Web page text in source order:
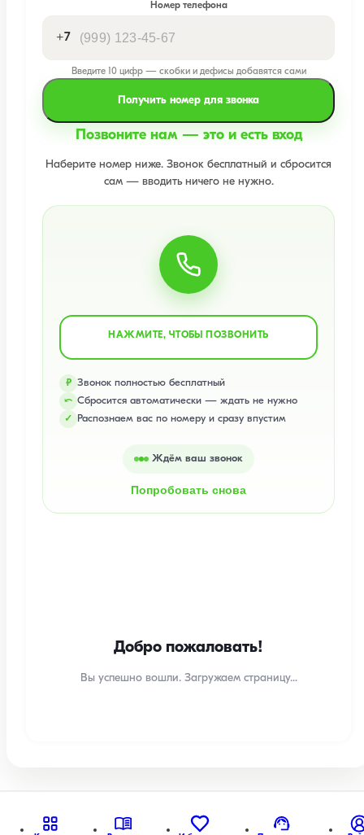
Номер телефона
+7
Введите 10 цифр — скобки и дефисы добавятся сами
Получить номер для звонка
Позвоните нам — это и есть вход
Наберите номер ниже. Звонок бесплатный и сбросится
сам — вводить ничего не нужно.
НАЖМИТЕ, ЧТОБЫ ПОЗВОНИТЬ
₽ Звонок полностью бесплатный
⤺ Сбросится автоматически — ждать не нужно
✓ Распознаем вас по номеру и сразу впустим
Ждём ваш звонок
Попробовать снова
Добро пожаловать!
Вы успешно вошли. Загружаем страницу...